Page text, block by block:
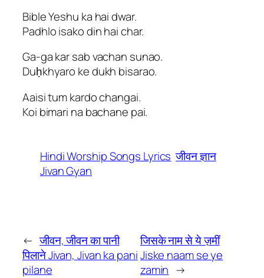
Bible Yeshu ka hai dwar.
Padhlo isako din hai char.
Ga-ga kar sab vachan sunao.
Duḥkhyaro ke dukh bisarao.
Aaisi tum kardo changai.
Koi bimari na bachane pai.
Hindi Worship Songs Lyrics जीवन ज्ञान
Jivan Gyan
← जीवन, जीवन का पानी
पिलाने Jivan, Jivan ka pani
pilane
जिसके नाम से ये ज़मीं
Jiske naam se ye
zamin →